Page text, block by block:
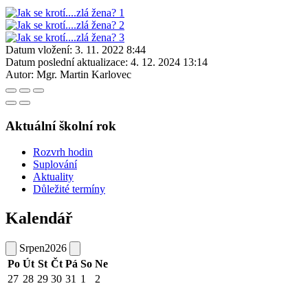
Datum vložení: 3. 11. 2022 8:44
Datum poslední aktualizace: 4. 12. 2024 13:14
Autor: Mgr. Martin Karlovec
Aktuální školní rok
Rozvrh hodin
Suplování
Aktuality
Důležité termíny
Kalendář
Srpen2026
Po Út St Čt Pá So Ne
27 28 29 30 31 1
2